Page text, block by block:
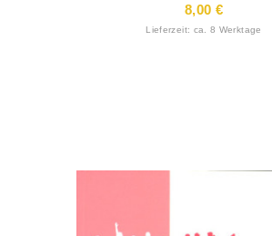
8,00 €
Lieferzeit: ca. 8 Werktage